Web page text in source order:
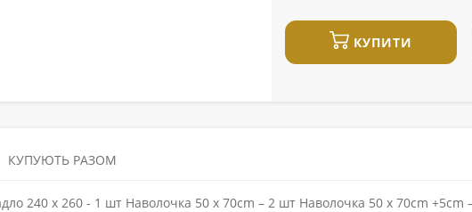
КУПИТИ
КУПУЮТЬ РАЗОМ
240 х 260 - 1 шт Наволочка 50 х 70cm – 2 шт Наволочка 50 х 70cm